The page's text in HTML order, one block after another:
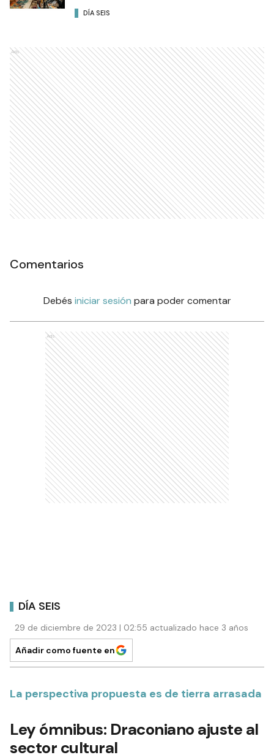
DÍA SEIS
Ads
Comentarios
Debés iniciar sesión para poder comentar
Ads
DÍA SEIS
29 de diciembre de 2023 | 02:55 actualizado hace 3 años
Añadir como fuente en
La perspectiva propuesta es de tierra arrasada
Ley ómnibus: Draconiano ajuste al
sector cultural